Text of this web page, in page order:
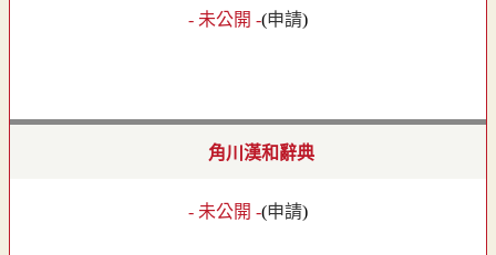
- 未公開 -(申請)
角川漢和辭典
- 未公開 -(申請)